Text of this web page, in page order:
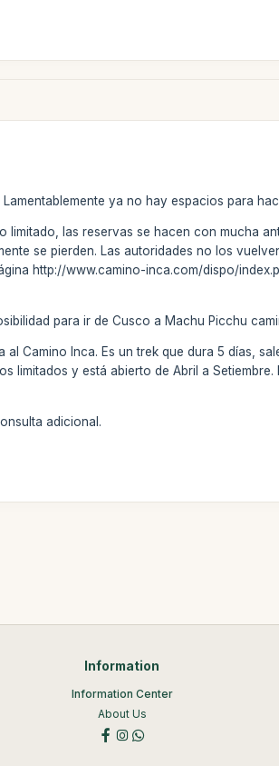
ya no hay espacios para
las reservas se hacen con mucha
se pierden. Las autoridades no los
http://www.camino-inca.com/dispo/
para ir de Cusco a Machu Picchu
al Camino Inca. Es un trek que dura 5 días,
limitados y está abierto de Abril a
adicional.
Information
Information Center
About Us